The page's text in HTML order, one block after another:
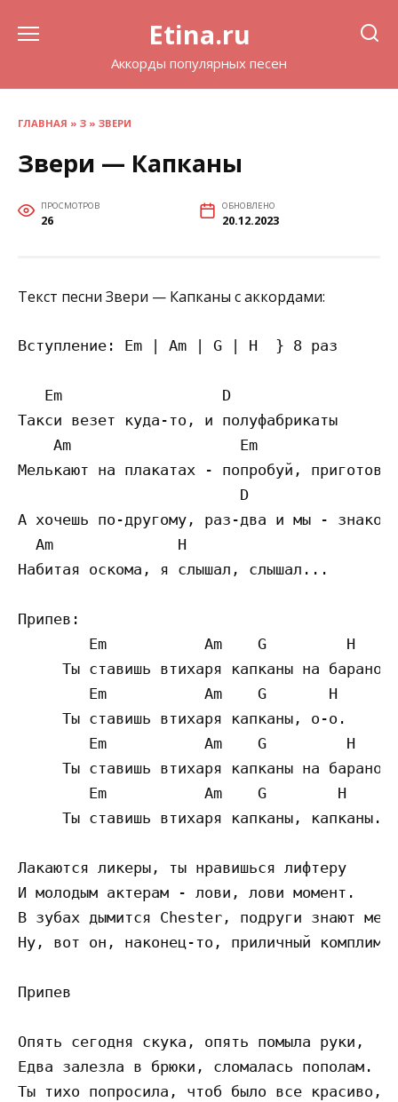
Etina.ru
Аккорды популярных песен
ГЛАВНАЯ » З » ЗВЕРИ
Звери — Капканы
ПРОСМОТРОВ
26
ОБНОВЛЕНО
20.12.2023
Текст песни Звери — Капканы с аккордами:
Вступление: Em | Am | G | H  } 8 раз
   Em                  D
Такси везет куда-то, и полуфабрикаты
    Am                   Em
Мелькают на плакатах - попробуй,
                         D
А хочешь по-другому, раз-два и мы -
  Am              H
Набитая оскома, я слышал, слышал...
Припев:
        Em           Am    G         H
Ты ставишь втихаря капканы на
        Em           Am    G       H
     Ты ставишь втихаря капканы, о-о.
        Em           Am    G         H
Ты ставишь втихаря капканы на
        Em           Am    G        H
     Ты ставишь втихаря капканы, капканы.
Лакаются ликеры, ты нравишься лифтеру
И молодым актерам - лови, лови момент.
В зубах дымится Chester, подруги знают
Ну, вот он, наконец-то, приличный
Припев
Опять сегодня скука, опять помыла руки,
Едва залезла в брюки, сломалась пополам.
Ты тихо попросила, чтоб было все красиво,